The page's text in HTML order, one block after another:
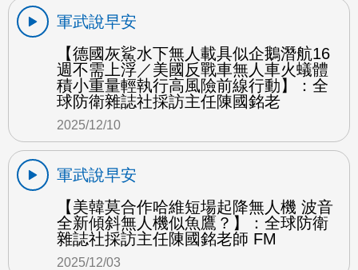
軍武說早安
【德國灰鯊水下無人載具似企鵝潛航16
週不需上浮／美國反戰車無人車火蟻體
積小重量輕執行高風險前線行動】：全
球防衛雜誌社採訪主任陳國銘老
2025/12/10
軍武說早安
【美韓莫合作哈維短場起降無人機 波音
全新傾斜無人機似魚鷹？】：全球防衛
雜誌社採訪主任陳國銘老師 FM
2025/12/03